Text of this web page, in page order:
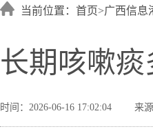
当前位置：首页>广西信息
长期咳嗽
时间：2026-06-16 17:02:04 来